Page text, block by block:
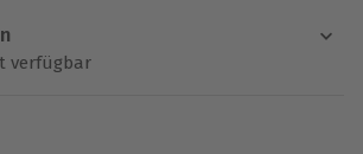
verfügbar